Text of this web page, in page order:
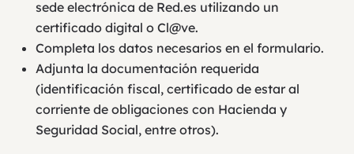
sede electrónica de Red.es utilizando un
certificado digital o Cl@ve.
Completa los datos necesarios en el formulario.
Adjunta la documentación requerida
(identificación fiscal, certificado de estar al
corriente de obligaciones con Hacienda y
Seguridad Social, entre otros).